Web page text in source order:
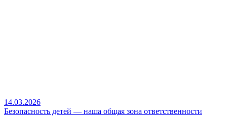
14.03.2026
Безопасность детей — наша общая зона ответственности